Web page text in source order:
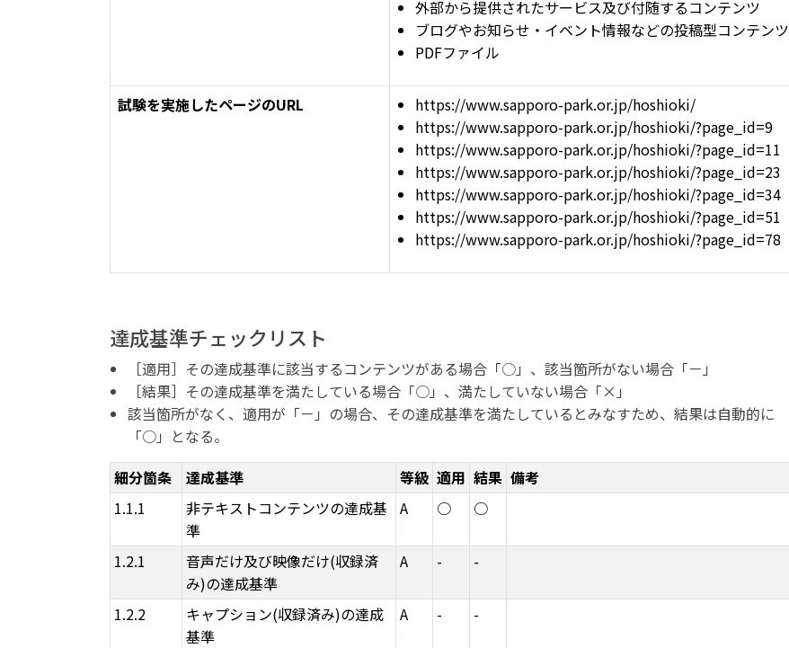
外部から提供されたサービス及び付随するコンテンツ
ブログやお知らせ・イベント情報などの投稿型コンテンツ
PDFファイル
試験を実施したページのURL
https://www.sapporo-park.or.jp/hoshioki/
https://www.sapporo-park.or.jp/hoshioki/?page_id=9
https://www.sapporo-park.or.jp/hoshioki/?page_id=11
https://www.sapporo-park.or.jp/hoshioki/?page_id=23
https://www.sapporo-park.or.jp/hoshioki/?page_id=34
https://www.sapporo-park.or.jp/hoshioki/?page_id=51
https://www.sapporo-park.or.jp/hoshioki/?page_id=78
達成基準チェックリスト
［適用］その達成基準に該当するコンテンツがある場合「○」、該当箇所がない場合「－」
［結果］その達成基準を満たしている場合「○」、満たしていない場合「×」
該当箇所がなく、適用が「－」の場合、その達成基準を満たしているとみなすため、結果は自動的に
「○」となる。
細分箇条
達成基準 等級 適用 結果 備考
1.1.1
非テキストコンテンツの達成基
準
A ○ ○
1.2.1
音声だけ及び映像だけ(収録済
み)の達成基準
A - -
1.2.2
キャプション(収録済み)の達成
基準
A - -